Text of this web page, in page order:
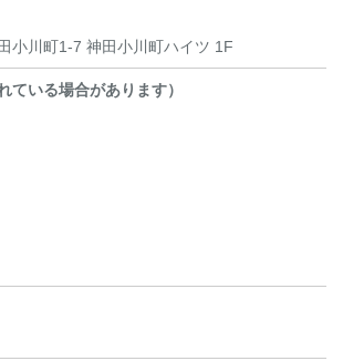
小川町1-7 神田小川町ハイツ 1F
ている場合があります）